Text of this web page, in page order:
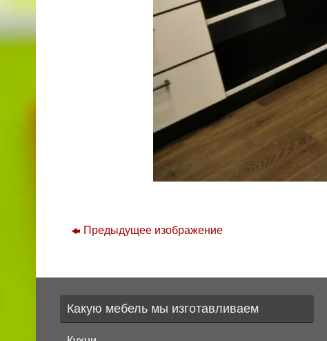
Предыдущее изображение
Какую мебель мы изготавливаем